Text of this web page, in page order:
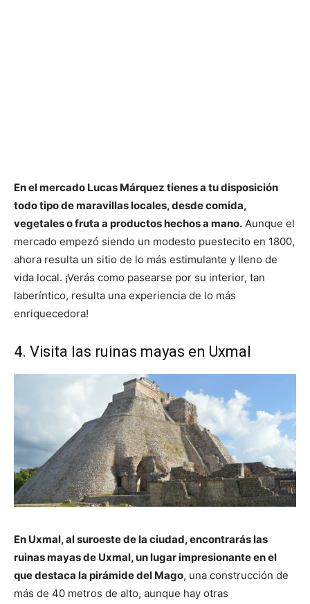
En el mercado Lucas Márquez tienes a tu disposición
todo tipo de maravillas locales, desde comida,
vegetales o fruta a productos hechos a mano. Aunque el
mercado empezó siendo un modesto puestecito en 1800,
ahora resulta un sitio de lo más estimulante y lleno de
vida local. ¡Verás como pasearse por su interior, tan
laberíntico, resulta una experiencia de lo más
enriquecedora!
4. Visita las ruinas mayas en Uxmal
En Uxmal, al suroeste de la ciudad, encontrarás las
ruinas mayas de Uxmal, un lugar impresionante en el
que destaca la pirámide del Mago, una construcción de
más de 40 metros de alto, aunque hay otras